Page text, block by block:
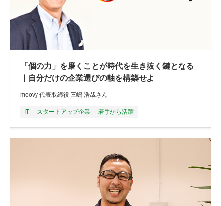
「個の力」を磨くことが時代を生き抜く鍵となる
｜自分だけの企業選びの軸を構築せよ
moovy 代表取締役 三嶋 浩哉さん
IT スタートアップ企業 若手から活躍